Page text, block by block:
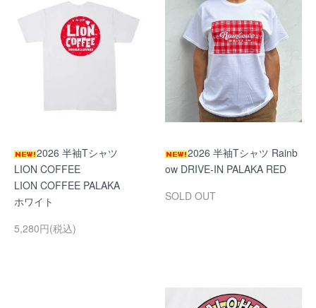
2026 半袖Tシャツ
LION COFFEE
LION COFFEE PALAKA
ホワイト
5,280円(税込)
2026 半袖Tシャツ Rainb
ow DRIVE-IN PALAKA RED
SOLD OUT